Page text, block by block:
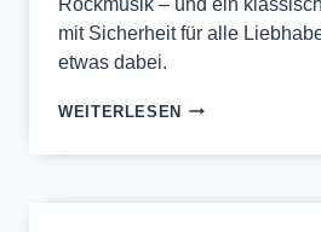
mit Sicherheit für alle
etwas dabei.
WEITERLESEN ERFOLGREICHES